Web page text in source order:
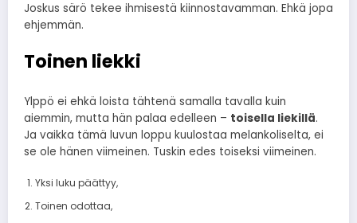
Joskus särö tekee ihmisestä kiinnostavamman. Ehkä jopa
ehjemmän.
Toinen liekki
Ylppö ei ehkä loista tähtenä samalla tavalla kuin
aiemmin, mutta hän palaa edelleen – toisella liekillä.
Ja vaikka tämä luvun loppu kuulostaa melankoliselta, ei
se ole hänen viimeinen. Tuskin edes toiseksi viimeinen.
Yksi luku päättyy,
Toinen odottaa,